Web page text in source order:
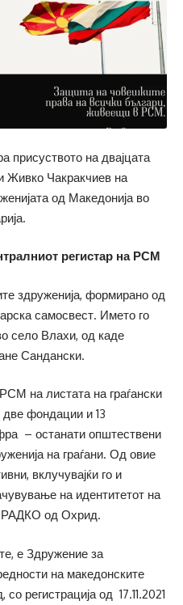
присуството на двајцата
Живко Чакракчиев на
од Македонија во
регистар на РСМ
здруженија, формирано од
самосвест. Името го
село Влахи, од каде
Сандански.
на листата на граѓански
две фондации и 13
– останати општествени
на граѓани. Од овие
вклучувајќи го и
на идентитетот на
РАДКО од Охрид.
е Здружение за
на македонските
регистрација од 17.11.2021